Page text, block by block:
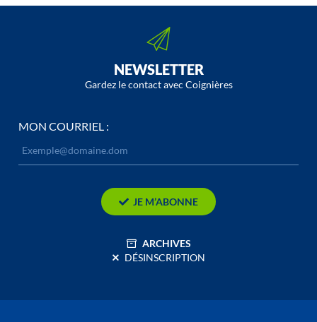
NEWSLETTER
Gardez le contact avec Coignières
MON COURRIEL :
JE M’ABONNE
ARCHIVES
DÉSINSCRIPTION